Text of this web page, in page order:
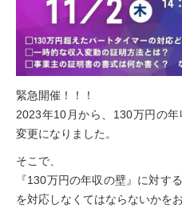
緊急開催！！！
2023年10月から、130万円の
変更になりました。
そこで、
『130万円の年収の壁』に対す
を対応しなくてはならないかを